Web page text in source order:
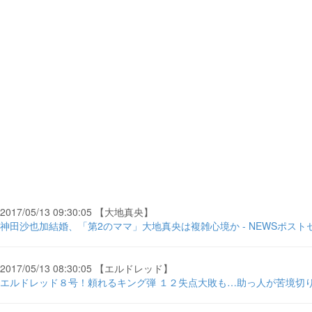
2017/05/13 09:30:05 【大地真央】
神田沙也加結婚、「第2のママ」大地真央は複雑心境か - NEWSポスト
2017/05/13 08:30:05 【エルドレッド】
エルドレッド８号！頼れるキング弾 １２失点大敗も…助っ人が苦境切